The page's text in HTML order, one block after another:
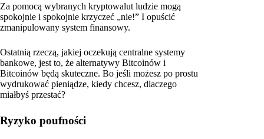
Za pomocą wybranych kryptowalut ludzie mogą
spokojnie i spokojnie krzyczeć „nie!” I opuścić
zmanipulowany system finansowy.
Ostatnią rzeczą, jakiej oczekują centralne systemy
bankowe, jest to, że alternatywy Bitcoinów i
Bitcoinów będą skuteczne. Bo jeśli możesz po prostu
wydrukować pieniądze, kiedy chcesz, dlaczego
miałbyś przestać?
Ryzyko poufności